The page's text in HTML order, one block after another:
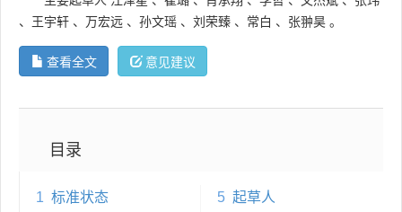
、 王宇轩 、 万宏远 、 孙文瑶 、 刘荣臻 、 常白 、 张翀昊 。
查看全文 意见建议
目录
1 标准状态
5 起草人